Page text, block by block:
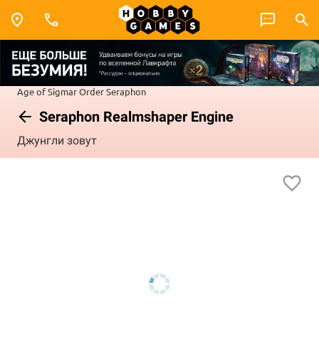
Age of SigmarOrderSeraphon
Seraphon Realmshaper Engine
Джунгли зовут